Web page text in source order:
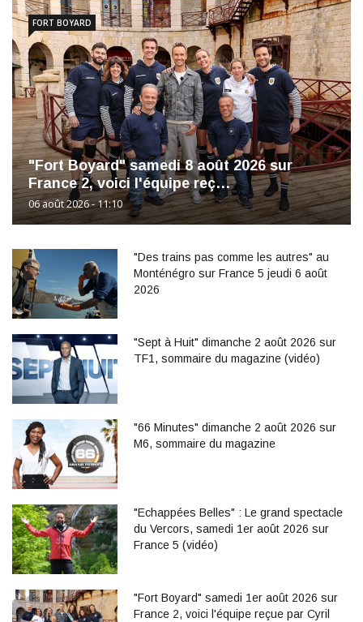
"Fort Boyard" samedi 8 août 2026 sur
France 2, voici l'équipe reç…
06 août 2026 - 11:10
FORT BOYARD
"Des trains pas comme les autres" au
Monténégro sur France 5 jeudi 6 août
2026
"Sept à Huit" dimanche 2 août 2026 sur
TF1, sommaire du magazine (vidéo)
"66 Minutes" dimanche 2 août 2026 sur
M6, sommaire du magazine
"Echappées Belles" : Le grand spectacle
du Vercors, samedi 1er août 2026 sur
France 5 (vidéo)
"Fort Boyard" samedi 1er août 2026 sur
France 2, voici l'équipe reçue par Cyril